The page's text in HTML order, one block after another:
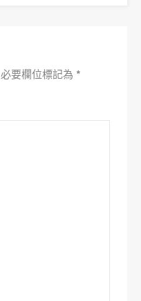
必要欄位標記為 *